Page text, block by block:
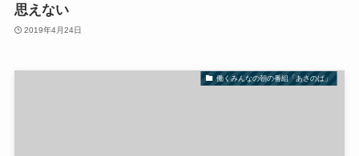
思えない
2019年4月24日
働くみんなの朝の番組「あさのば」